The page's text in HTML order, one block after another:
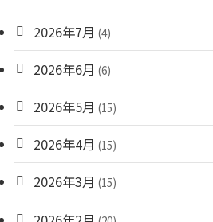
2026年7月 (4)
2026年6月 (6)
2026年5月 (15)
2026年4月 (15)
2026年3月 (15)